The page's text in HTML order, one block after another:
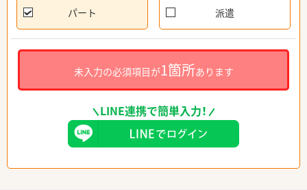
パート 派遣
未入力の必須項目が1箇所あります
LINE連携で簡単入力！